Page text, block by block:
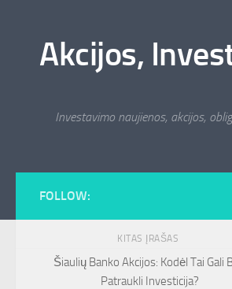
Akcijos,
Investavimo naujienos, akcijos,
FOLLOW:
KITAS ĮRAŠAS
Šiaulių Banko Akcijos: Kodėl Tai Gali
Patraukli Investicija?